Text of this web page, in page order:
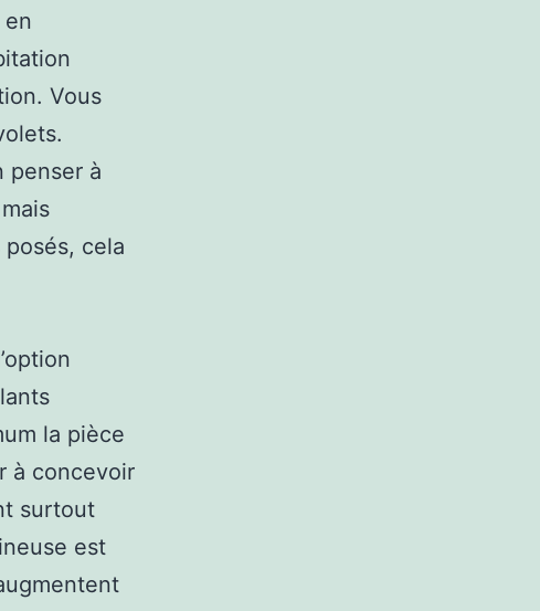
Vous
penser à
cela
la pièce
à concevoir
surtout
est